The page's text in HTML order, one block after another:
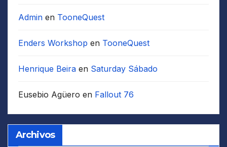
Admin en TooneQuest
Enders Workshop en TooneQuest
Henrique Beira en Saturday Sábado
Eusebio Agüero en Fallout 76
Archivos